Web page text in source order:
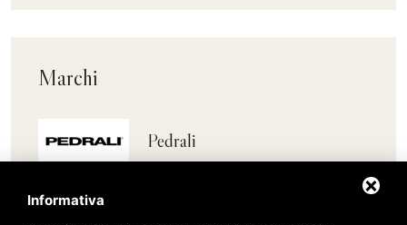
Marchi
Pedrali
Informativa